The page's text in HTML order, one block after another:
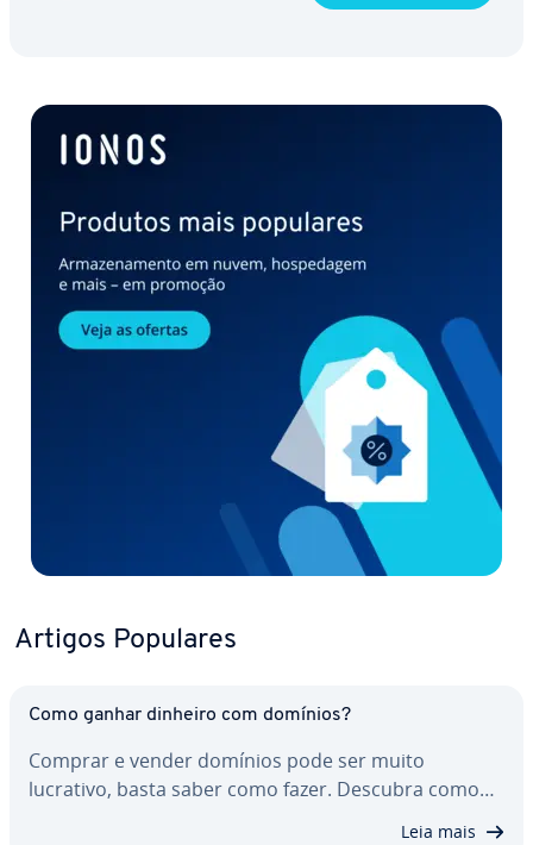
Artigos Populares
Como ganhar dinheiro com domínios?
Comprar e vender domínios pode ser muito
lucrativo, basta saber como fazer. Descubra como…
Leia mais